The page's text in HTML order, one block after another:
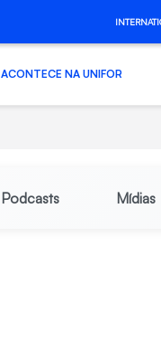
ACONTECE NA UNIFOR
Podcasts Mídias